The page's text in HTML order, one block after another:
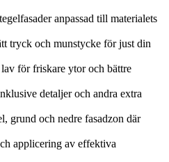
anpassad till materialets
tryck och munstycke för just din
för friskare ytor och bättre
detaljer och andra extra
grund och nedre fasadzon där
applicering av effektiva